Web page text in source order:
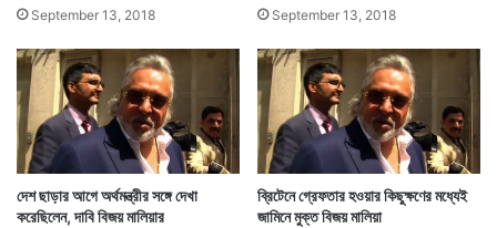
September 13, 2018 September 13, 2018
দেশ ছাড়ার আগে অর্থমন্ত্রীর সঙ্গে দেখা
করেছিলেন, দাবি বিজয় মালিয়ার
ব্রিটেনে গ্রেফতার হওয়ার কিছুক্ষণের মধ্যেই
জামিনে মুক্ত বিজয় মালিয়া